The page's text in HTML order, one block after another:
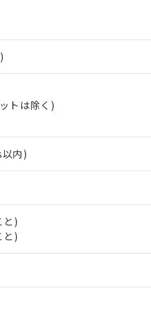
トは除く)
内)
と)
と)
で、過去に遡って非含有を
の対応では、対応完了までの
りました。
ることから、特段のことが